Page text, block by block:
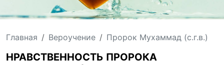
Главная Вероучение Пророк Мухаммад (с.г.в.)
НРАВСТВЕННОСТЬ ПРОРОКА